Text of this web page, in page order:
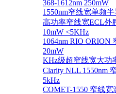
368-1612nm 250mW
1550nm窄线宽单频
高功率窄线宽ECL外
10mW <5KHz
1064nm RIO ORION
20mW
KHz级超窄线宽大功
Clarity NLL 1550nm
5kHz
COMET-1550 窄线宽